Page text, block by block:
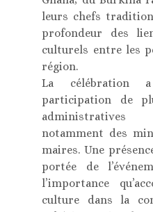
leurs chefs
profondeur des
culturels entre les
région.
La célébration
participation de
notamment des
maires. Une
portée de
l’importance
culture dans la